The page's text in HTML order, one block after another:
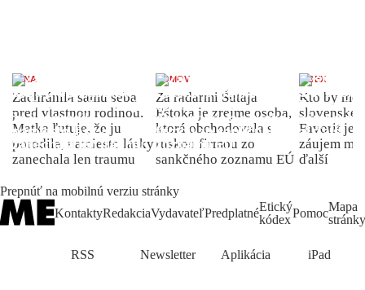
ŽENA
Zachránila samu seba
pred vlastnou rodinou.
Matka ľutuje, že ju
porodila, namiesto lásky
zanechala len traumu
DOMOV
Za radarmi Šutaja
Eštoka je zrejme osoba,
ktorá obchodovala s
ruskou firmou zo
sankčného zoznamu EÚ
INDEX
Kto by
slovenské
Favorit je
záujem
ďalší
Prepnúť na mobilnú verziu stránky
KontaktyRedakciaVydavateľPredplatnéEtický
kódexPomocMapa
stránky
RSS Newsletter Aplikácia iPad